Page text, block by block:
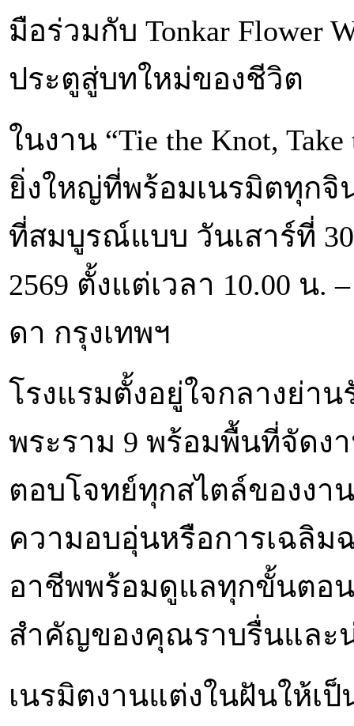
มือร่วมกับ Tonkar Flower
ประตูสู่บทใหม่ของชีวิต
ในงาน “Tie the Knot, Take
ยิ่งใหญ่ที่พร้อมเนรมิตทุก
ที่สมบูรณ์แบบ วันเสาร์ที่
2569 ตั้งแต่เวลา 10.00 น.
ดา กรุงเทพฯ
โรงแรมตั้งอยู่ใจกลางย่าน
พระราม 9 พร้อมพื้นที่จัดง
ตอบโจทย์ทุกสไตล์ของงา
ความอบอุ่นหรือการเฉลิ
อาชีพพร้อมดูแลทุกขั้นตอน
สำคัญของคุณราบรื่นและ
เนรมิตงานแต่งในฝันให้เ